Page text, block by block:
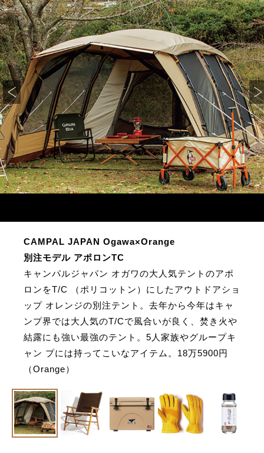
CAMPAL JAPAN Ogawa×Orange
別注モデル アポロンTC
キャンパルジャパン オガワの大人気テントのアポ
ロンをT/C （ポリコットン）にしたアウトドアショ
ップ オレンジの別注テント。去年から今年はキャ
ンプ界では大人気のT/Cで風合いが良く、焚き火や
結露にも強い最強のテント。5人家族やグループキ
ャン プには持ってこいなアイテム。18万5900円
（Orange）